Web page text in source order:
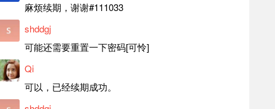
麻烦续期，谢谢#111033
shddgj
可能还需要重置一下密码[可怜]
Qi
可以，已经续期成功。